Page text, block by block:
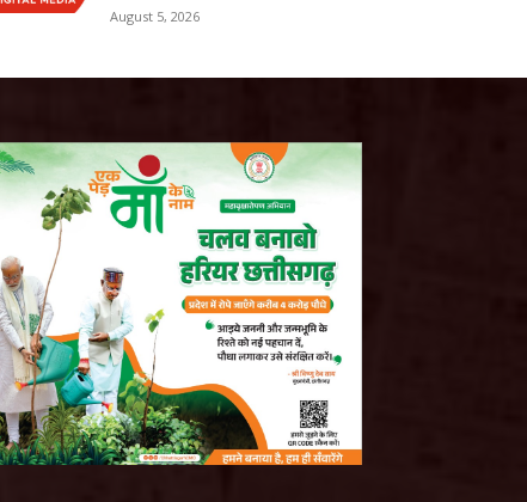
August 5, 2026